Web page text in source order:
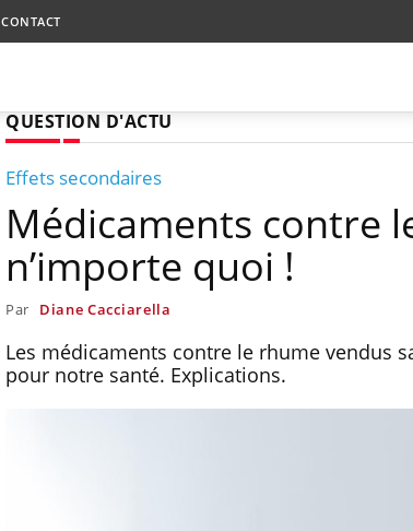
CONTACT
QUESTION D'ACTU
Effets secondaires
Médicaments contre
n’importe quoi !
Par Diane Cacciarella
Les médicaments contre le rhume vendus
pour notre santé. Explications.